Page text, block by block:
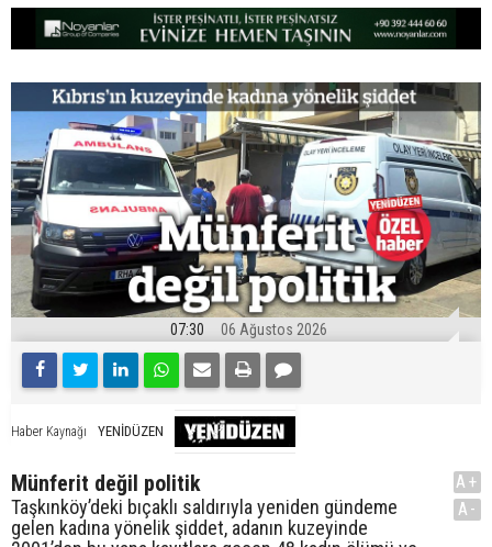
07:30 06 Ağustos 2026
Haber Kaynağı YENİDÜZEN
Münferit değil politik
Taşkınköy’deki bıçaklı saldırıyla yeniden gündeme
gelen kadına yönelik şiddet, adanın kuzeyinde
A+
A-